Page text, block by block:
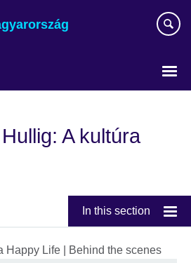
A kultúra
In this section